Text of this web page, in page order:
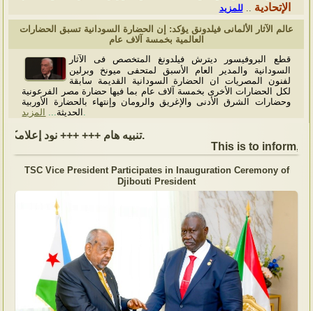
الإتحادية ..للمزيد
عالم الآثار الألمانى فيلدونق يؤكد: إن الحضارة السودانية تسبق الحضارات
العالمية بخمسة آلاف عام
قطع البروفيسور ديترش فيلدونغ المتخصص فى الآثار
السودانية والمدير العام الأسبق لمتحفى ميونخ وبرلين
لفنون المصريات ان الحضارة السودانية القديمة سابقة
لكل الحضارات الأخرى بخمسة آلاف عام بما فيها حضارة مصر الفرعونية
وحضارات الشرق الأدنى والإغريق والرومان وإنتهاء بالحضارة الأوربية
الحديثة
المزيد
This is to inform,
TSC Vice President Participates in Inauguration Ceremony of
Djibouti President